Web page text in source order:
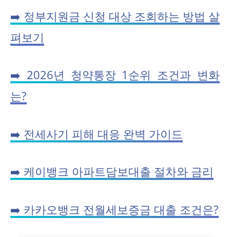
➡️ 정부지원금 신청 대상 조회하는 방법 살
펴보기
➡️ 2026년 청약통장 1순위 조건과 변화
는?
➡️ 전세사기 피해 대응 완벽 가이드
➡️ 케이뱅크 아파트담보대출 절차와 금리
➡️ 카카오뱅크 전월세보증금 대출 조건은?